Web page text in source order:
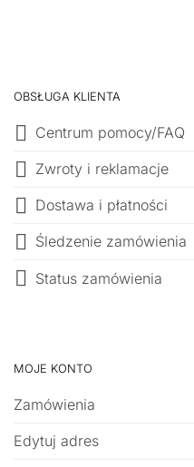
OBSŁUGA KLIENTA
Centrum pomocy/FAQ
Zwroty i reklamacje
Dostawa i płatności
Śledzenie zamówienia
Status zamówienia
MOJE KONTO
Zamówienia
Edytuj adres